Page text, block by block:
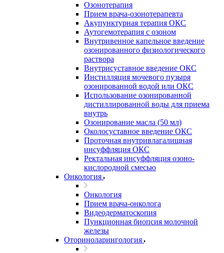
Озонотерапия
Прием врача-озонотерапевта
Акупунктурная терапия ОКС
Аутогемотерапия с озоном
Внутривенное капельное введение
озонированного физиологического
раствора
Внутрисуставное введение ОКС
Инстилляция мочевого пузыря
озонированной водой или ОКС
Использование озонированной
дистиллированной воды для приема
внутрь
Озонирование масла (50 мл)
Околосуставное введение ОКС
Проточная внутривлагалищная
инсуффляция ОКС
Ректальная инсуффляция озоно-
кислородной смесью
Онкология
Онкология
Прием врача-онколога
Видеодерматоскопия
Пункционная биопсия молочной
железы
Оториноларингология